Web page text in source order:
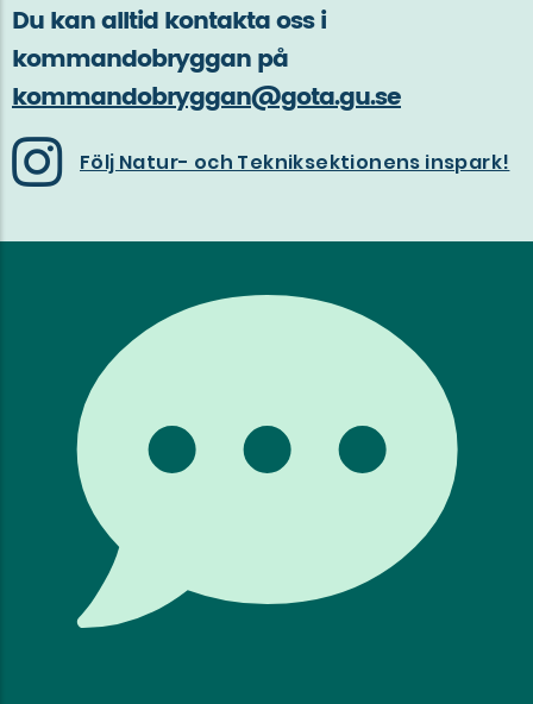
Du kan alltid kontakta oss i
kommandobryggan på
kommandobryggan@gota.gu.se
Följ Natur- och Tekniksektionens inspark!